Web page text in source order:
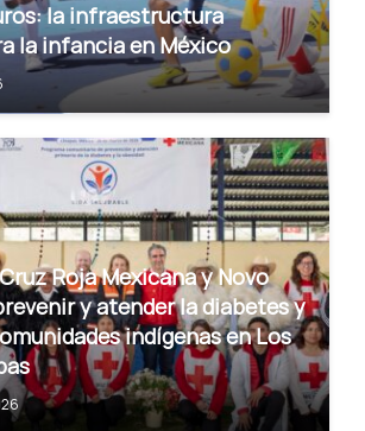
la infraestructura
la infancia en México
Roja Mexicana y Novo
y atender la diabetes y
indígenas en Los